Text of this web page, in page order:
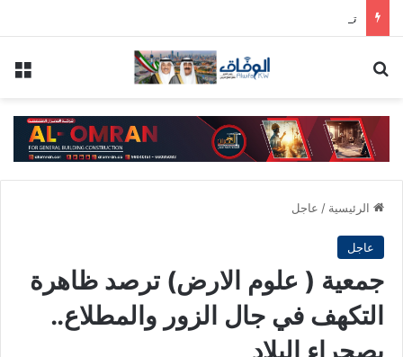
تحذيرات من كارثة بيئية قبالة سواحل عُمان بسبب تسرب نفطي
الرئيسية / عاجل
عاجل
جمعية ( علوم الارض) ترصد ظاهرة
التكهف في جال الزور والمطلاع..